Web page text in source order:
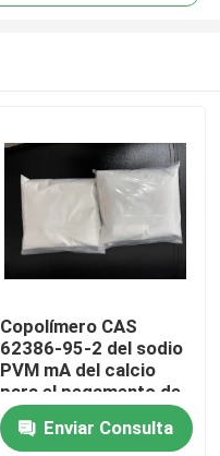
Copolímero CAS
62386-95-2 del sodio
PVM mA del calcio
para el pegamento de
la dentadura
Enviar Consulta